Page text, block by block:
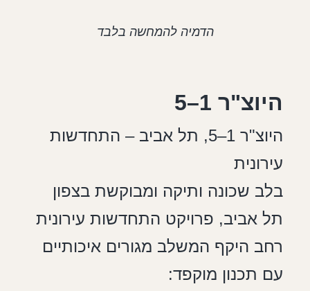
הדמיה להמחשה בלבד
היוצ"ר 1–5
היוצ"ר 1–5, תל אביב – התחדשות
עירונית
בלב שכונה ותיקה ומבוקשת בצפון
תל אביב, פרויקט התחדשות עירונית
רחב היקף המשלב מגורים איכותיים
עם תכנון מוקפד: